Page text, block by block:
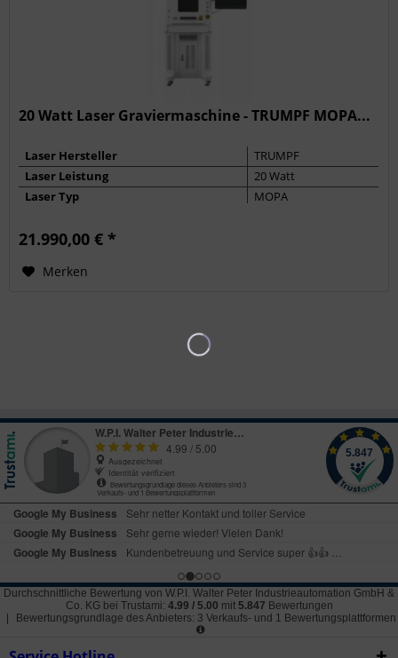
20 Watt Laser Graviermaschine - TRUMPF MOPA...
Laser Hersteller
TRUMPF
Laser Leistung
20 Watt
Laser Typ
MOPA
Pulsbreite
21.990,00 € *
Merken
Durchschnittliche Bewertung von W.P.I. Walter Peter Industrieautomation GmbH &
Co. KG bei Trustami: 4.99 / 5.00 mit 5.847 Bewertungen
|
Bewertungsgrundlage des Anbieters: 3 Verkaufs- und 1 Bewertungsplattformen